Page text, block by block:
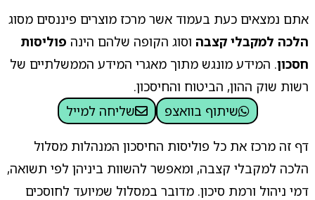
אתם נמצאים כעת בעמוד אשר מרכז מוצרים פיננסים מסוג
הלכה למקבלי קצבהוסוג הקופה שלהם הינה פוליסות
חסכון. המידע מונגש מתוך מאגרי המידע הממשלתיים של
רשות שוק ההון, הביטוח והחיסכון.
שיתוף בוואצפ
שליחה למייל
דף זה מרכז את כל פוליסות החיסכון המנהלות מסלול
הלכה למקבלי קצבה, ומאפשר להשוות ביניהן לפי תשואה,
דמי ניהול ורמת סיכון. מדובר במסלול שמיועד לחוסכים